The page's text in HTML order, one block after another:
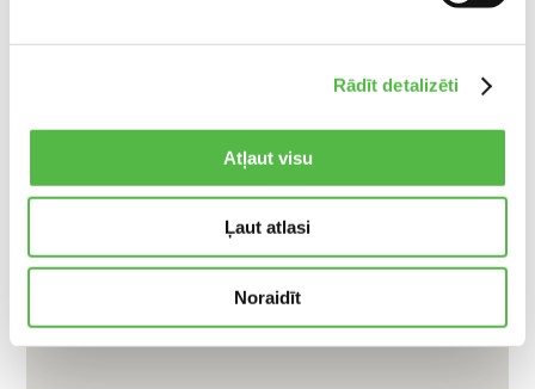
Rādīt detalizēti
Atļaut visu
Ļaut atlasi
Noraidīt